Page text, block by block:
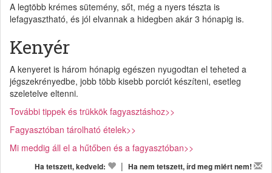
A legtöbb krémes sütemény, sőt, még a nyers tészta is
lefagyasztható, és jól elvannak a hidegben akár 3 hónapig is.
Kenyér
A kenyeret is három hónapig egészen nyugodtan el teheted a
jégszekrényedbe, jobb több kisebb porciót készíteni, esetleg
szeletelve eltenni.
További tippek és trükkök fagyasztáshoz>>
Fagyasztóban tárolható ételek>>
Mi meddig áll el a hűtőben és a fagyasztóban>>
Ha tetszett, kedveld: | Ha nem tetszett, írd meg miért nem!